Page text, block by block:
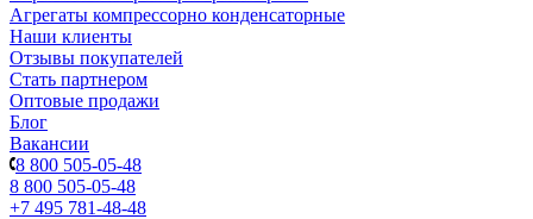
Агрегаты компрессорно конденсаторные
Наши клиенты
Отзывы покупателей
Стать партнером
Оптовые продажи
Блог
Вакансии
8 800 505-05-48
8 800 505-05-48
+7 495 781-48-48